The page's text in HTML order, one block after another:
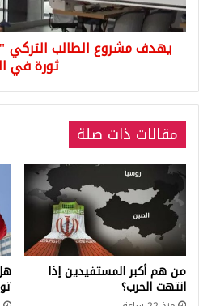
إحداث
ثورة
ثورة في
مقالات ذات صلة
من هم أكبر المستفيدين إذا
انتهت الحرب؟